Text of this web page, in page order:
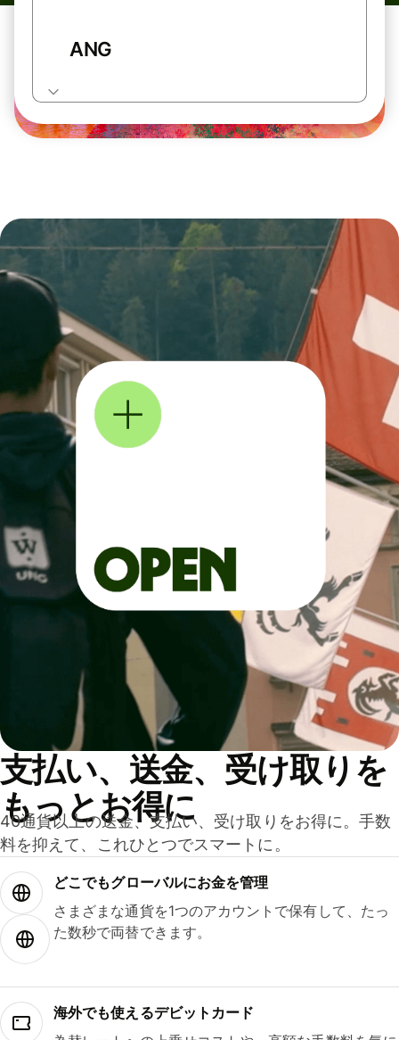
ANG
支払い、送金、受け取りを
もっとお得に
40通貨以上の送金、支払い、受け取りをお得に。手数
料を抑えて、これひとつでスマートに。
どこでもグ⁠ロ⁠ー⁠バ⁠ルにお金を管理
さまざまな通貨を1つのアカウントで保有して、たっ
た数秒で両替できます。
海外でも使えるデビットカード